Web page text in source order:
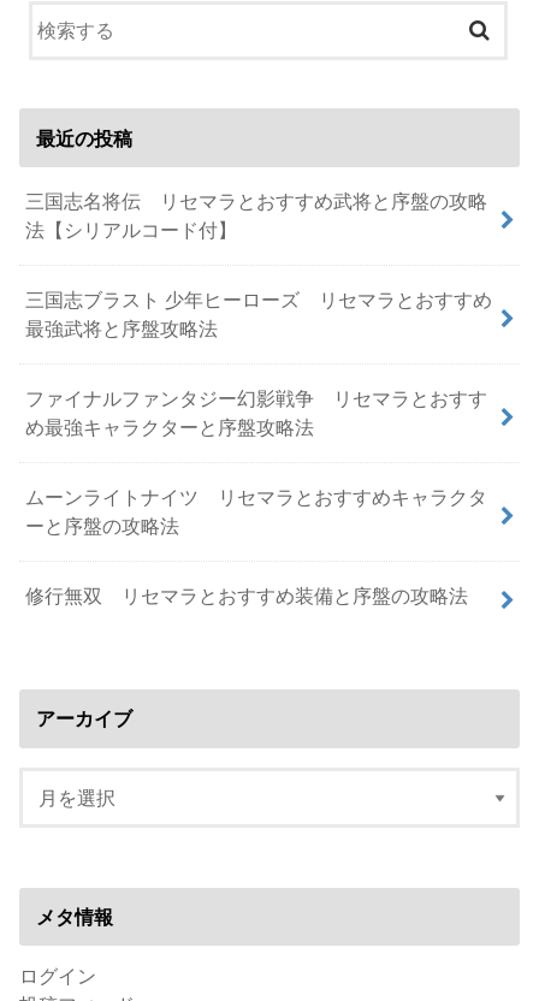
最近の投稿
三国志名将伝 リセマラとおすすめ武将と序盤の攻略
法【シリアルコード付】
三国志ブラスト 少年ヒーローズ リセマラとおすすめ
最強武将と序盤攻略法
ファイナルファンタジー幻影戦争 リセマラとおすす
め最強キャラクターと序盤攻略法
ムーンライトナイツ リセマラとおすすめキャラクタ
ーと序盤の攻略法
修行無双 リセマラとおすすめ装備と序盤の攻略法
アーカイブ
メタ情報
ログイン